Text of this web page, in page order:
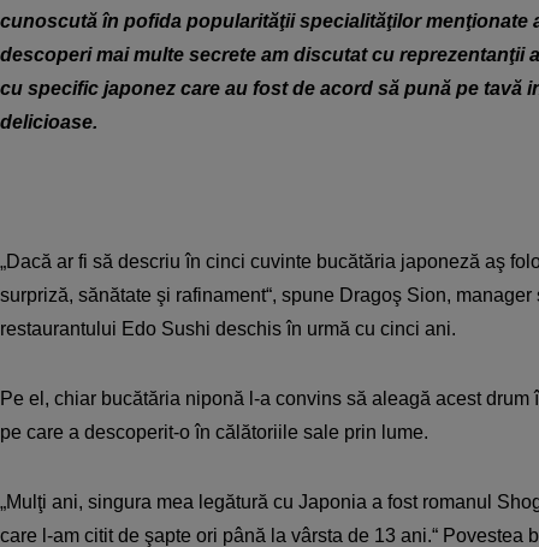
cunoscută în pofida popularităţii specialităţilor menţionate
descoperi mai multe secrete am discutat cu reprezentanţii
cu specific japonez care au fost de acord să pună pe tavă
delicioase.
„Dacă ar fi să descriu în cinci cuvinte bucătăria japoneză aş
sur­priză, sănătate şi rafinament“, spu­ne Dragoş Sion, manager
restaurantului Edo Sushi deschis în urmă cu cinci ani.
Pe el, chiar bucătăria niponă l-a convins să aleagă acest drum
pe care a descoperit-o în călătoriile sale prin lume.
„Mulţi ani, singura mea legătură cu Japonia a fost romanul
care l-am citit de şapte ori până la vârsta de 13 ani.“ Povestea